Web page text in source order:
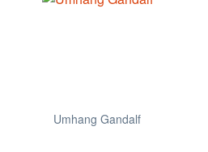
Umhang Gandalf